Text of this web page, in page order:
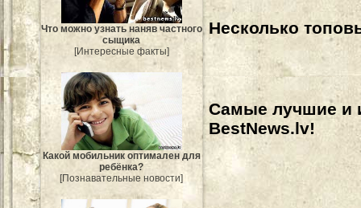
Что можно узнать наняв частного
сыщика
[Интересные факты]
Какой мобильник оптимален для
ребёнка?
[Познавательные новости]
Несколько
Самые лучшие и
BestNews.lv!